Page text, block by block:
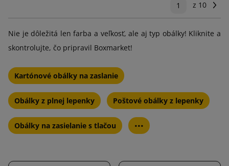
1 z 10
Nie je dôležitá len farba a veľkosť, ale aj typ obálky! Kliknite a
skontrolujte, čo pripravil Boxmarket!
Kartónové obálky na zaslanie
Obálky z plnej lepenky Poštové obálky z lepenky
Obálky na zasielanie s tlačou ...